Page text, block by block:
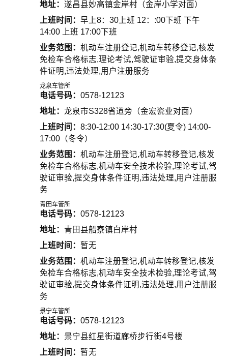
地址： 遂昌县妙高镇金岸村（金岸小学对面）
上班时间： 早上8：30上班 12：:00下班 下午
14:00 上班 17:00下班
业务范围： 机动车注册登记,机动车转移登记,核发
免检车合格标志,理论考试,驾驶证审验,提交身体条
件证明,违法处理,用户注册服务
龙泉车管所
电话号码： 0578-12123
地址： 龙泉市S328省道旁（金宏瓷业对面）
上班时间： 8:30-12:00 14:30-17:30(夏令) 14:00-
17:00（冬令）
业务范围： 机动车注册登记,机动车转移登记,核发
免检车合格标志,机动车安全技术检验,理论考试,驾
驶证审验,提交身体条件证明,违法处理,用户注册服
务
青田车管所
电话号码： 0578-12123
地址： 青田县船寮镇白岸村
上班时间： 暂无
业务范围： 机动车注册登记,机动车转移登记,核发
免检车合格标志,机动车安全技术检验,理论考试,驾
驶证审验,提交身体条件证明,违法处理,用户注册服
务
景宁车管所
电话号码： 0578-12123
地址： 景宁县红星街道廊桥步行街4号楼
上班时间： 暂无